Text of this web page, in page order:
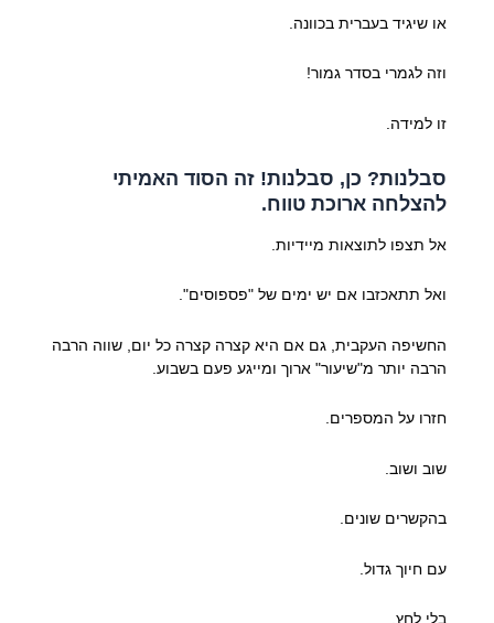
או שיגיד בעברית בכוונה.
וזה לגמרי בסדר גמור!
זו למידה.
סבלנות? כן, סבלנות! זה הסוד האמיתי
להצלחה ארוכת טווח.
אל תצפו לתוצאות מיידיות.
ואל תתאכזבו אם יש ימים של "פספוסים".
החשיפה העקבית, גם אם היא קצרה קצרה כל יום, שווה הרבה
הרבה יותר מ"שיעור" ארוך ומייגע פעם בשבוע.
חזרו על המספרים.
שוב ושוב.
בהקשרים שונים.
עם חיוך גדול.
בלי לחץ.